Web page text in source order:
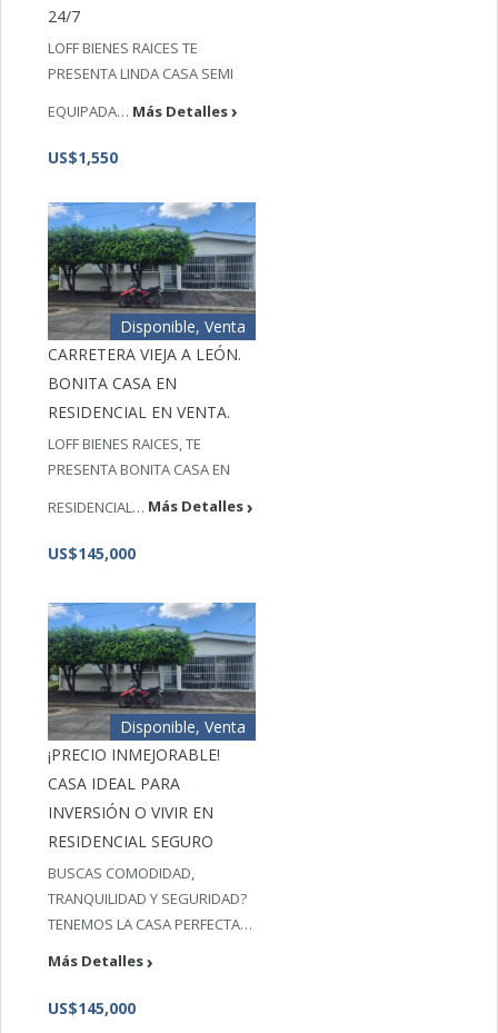
24/7
LOFF BIENES RAICES TE
PRESENTA LINDA CASA SEMI
EQUIPADA… Más Detalles
US$1,550
Disponible, Venta
CARRETERA VIEJA A LEÓN.
BONITA CASA EN
RESIDENCIAL EN VENTA.
LOFF BIENES RAICES, TE
PRESENTA BONITA CASA EN
RESIDENCIAL… Más Detalles
US$145,000
Disponible, Venta
¡PRECIO INMEJORABLE!
CASA IDEAL PARA
INVERSIÓN O VIVIR EN
RESIDENCIAL SEGURO
BUSCAS COMODIDAD,
TRANQUILIDAD Y SEGURIDAD?
TENEMOS LA CASA PERFECTA…
Más Detalles
US$145,000